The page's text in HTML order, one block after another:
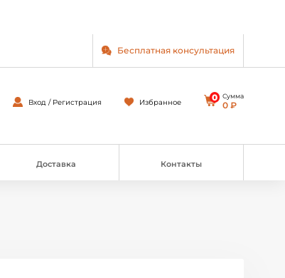
Бесплатная консультация
Вход / Регистрация Избранное 0 Сумма
0 ₽
Доставка Контакты